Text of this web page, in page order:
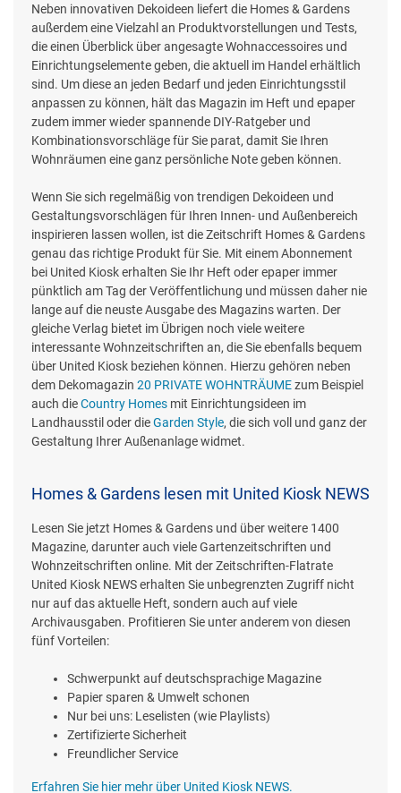
Neben innovativen Dekoideen liefert die Homes & Gardens
außerdem eine Vielzahl an Produktvorstellungen und Tests,
die einen Überblick über angesagte Wohnaccessoires und
Einrichtungselemente geben, die aktuell im Handel erhältlich
sind. Um diese an jeden Bedarf und jeden Einrichtungsstil
anpassen zu können, hält das Magazin im Heft und epaper
zudem immer wieder spannende DIY-Ratgeber und
Kombinationsvorschläge für Sie parat, damit Sie Ihren
Wohnräumen eine ganz persönliche Note geben können.
Wenn Sie sich regelmäßig von trendigen Dekoideen und
Gestaltungsvorschlägen für Ihren Innen- und Außenbereich
inspirieren lassen wollen, ist die Zeitschrift Homes & Gardens
genau das richtige Produkt für Sie. Mit einem Abonnement
bei United Kiosk erhalten Sie Ihr Heft oder epaper immer
pünktlich am Tag der Veröffentlichung und müssen daher nie
lange auf die neuste Ausgabe des Magazins warten. Der
gleiche Verlag bietet im Übrigen noch viele weitere
interessante Wohnzeitschriften an, die Sie ebenfalls bequem
über United Kiosk beziehen können. Hierzu gehören neben
dem Dekomagazin 20 PRIVATE WOHNTRÄUMEzum Beispiel
auch dieCountry Homes mit Einrichtungsideen im
Landhausstil oder dieGarden Style, die sich voll und ganz der
Gestaltung Ihrer Außenanlage widmet.
Homes & Gardens lesen mit United Kiosk NEWS
Lesen Sie jetzt Homes & Gardens und über weitere 1400
Magazine, darunter auch viele Gartenzeitschriften und
Wohnzeitschriften online. Mit der Zeitschriften-Flatrate
United Kiosk NEWS erhalten Sie unbegrenzten Zugriff nicht
nur auf das aktuelle Heft, sondern auch auf viele
Archivausgaben. Profitieren Sie unter anderem von diesen
fünf Vorteilen:
Schwerpunkt auf deutschsprachige Magazine
Papier sparen & Umwelt schonen
Nur bei uns: Leselisten (wie Playlists)
Zertifizierte Sicherheit
Freundlicher Service
Erfahren Sie hier mehr über United Kiosk NEWS.